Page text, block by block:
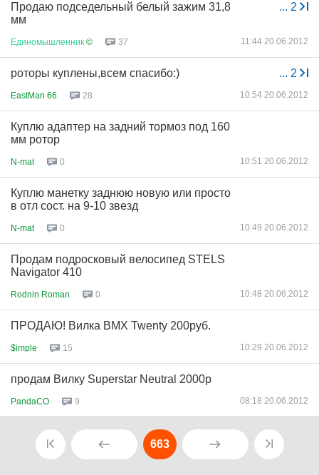
... 2
Продаю подседельный белый зажим 31,8
мм
Единомышленник © 37 11:44 20.06.2012
... 2
роторы куплены,всем спасибо:)
EastMan 66 28 10:54 20.06.2012
Куплю адаптер на задний тормоз под 160
мм ротор
N-mat 0 10:51 20.06.2012
Куплю манетку заднюю новую или просто
в отл сост. на 9-10 звезд
N-mat 0 10:49 20.06.2012
Продам подросковый велосипед STELS
Navigator 410
Rodnin Roman 0 10:48 20.06.2012
ПРОДАЮ! Вилка BMX Twenty 200руб.
$imple 15 10:29 20.06.2012
продам Вилку Superstar Neutral 2000р
PandaCO 9 08:18 20.06.2012
663